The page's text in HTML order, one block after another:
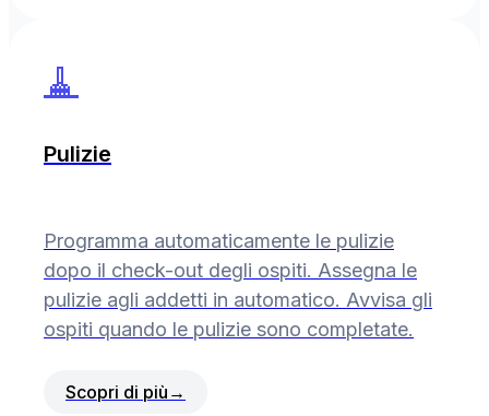
🧹
Pulizie
Programma automaticamente le pulizie
dopo il check-out degli ospiti. Assegna le
pulizie agli addetti in automatico. Avvisa gli
ospiti quando le pulizie sono completate.
Scopri di più →